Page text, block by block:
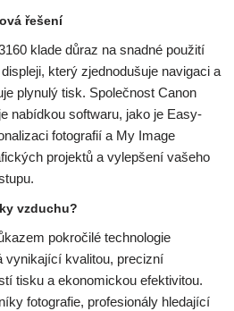
řešení
klade důraz na snadné použití
který zjednodušuje navigaci a
plynulý tisk. Společnost Canon
nabídkou softwaru, jako je Easy-
fotografií a My Image
projektů a vylepšení vašeho
vzduchu?
pokročilé technologie
vynikající kvalitou, precizní
tisku a ekonomickou efektivitou.
fotografie, profesionály hledající